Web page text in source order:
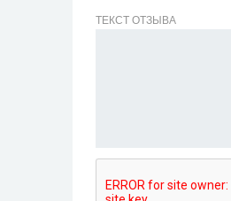
ТЕКСТ ОТЗЫВА